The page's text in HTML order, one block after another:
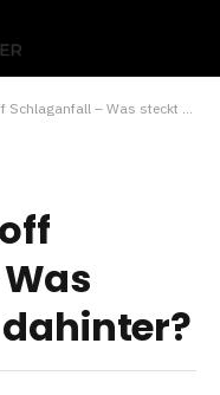
– Was steckt wirklich dahinter?